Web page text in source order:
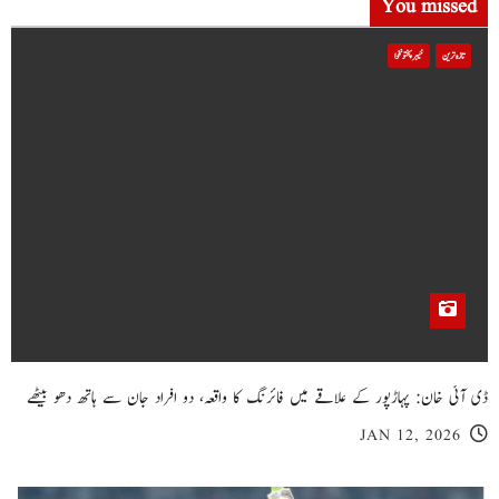
You missed
تازہ ترین خیبر پختونخوا
ڈی آئی خان: پہاڑپور کے علاقے میں فائرنگ کا واقعہ، دو افراد جان سے ہاتھ دھو بیٹھے
JAN 12, 2026